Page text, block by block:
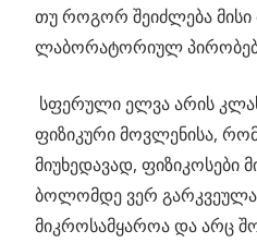
თუ როგორ შეიძლება მისი
ლაბორატორიულ
სფერული ელვა არის
ფიზიკური მოვლენისა,
მიუხედავად, ფიზიკოსები
ბოლომდე ვერ
მიკროსამყაროა და არც